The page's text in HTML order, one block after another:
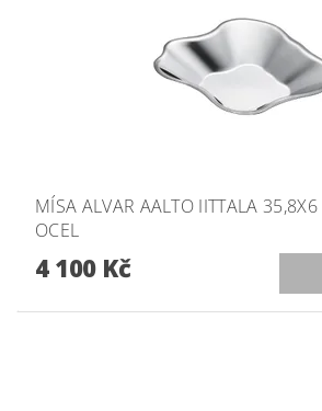
MÍSA ALVAR AALTO IITTALA
OCEL
4 100 Kč